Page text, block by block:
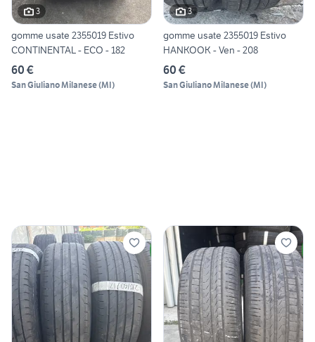
3
gomme usate 2355019 Estivo
CONTINENTAL - ECO - 182
60 €
San Giuliano Milanese(MI)
3
gomme usate 2355019 Estivo
HANKOOK - Ven - 208
60 €
San Giuliano Milanese(MI)